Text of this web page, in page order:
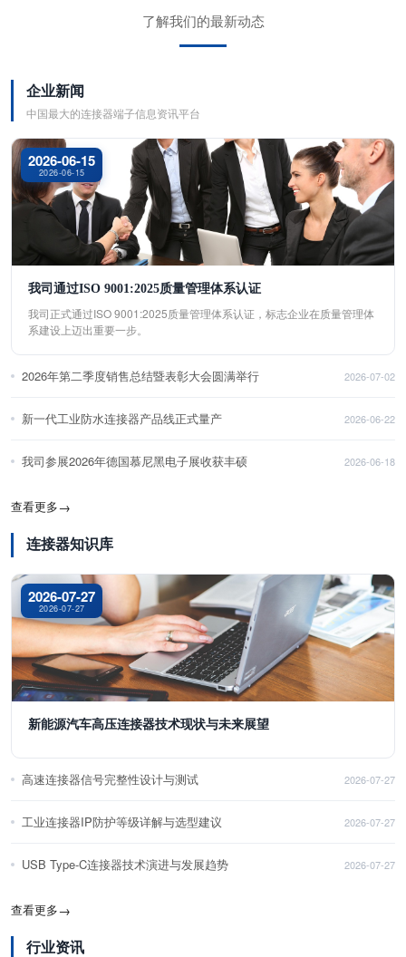
了解我们的最新动态
企业新闻
中国最大的连接器端子信息资讯平台
2026-06-15
2026-06-15
我司通过ISO 9001:2025质量管理体系认证
我司正式通过ISO 9001:2025质量管理体系认证，标志企业在质量管理体
系建设上迈出重要一步。
2026年第二季度销售总结暨表彰大会圆满举行 2026-07-02
新一代工业防水连接器产品线正式量产 2026-06-22
我司参展2026年德国慕尼黑电子展收获丰硕 2026-06-18
查看更多→
连接器知识库
2026-07-27
2026-07-27
新能源汽车高压连接器技术现状与未来展望
高速连接器信号完整性设计与测试 2026-07-27
工业连接器IP防护等级详解与选型建议 2026-07-27
USB Type-C连接器技术演进与发展趋势 2026-07-27
查看更多→
行业资讯